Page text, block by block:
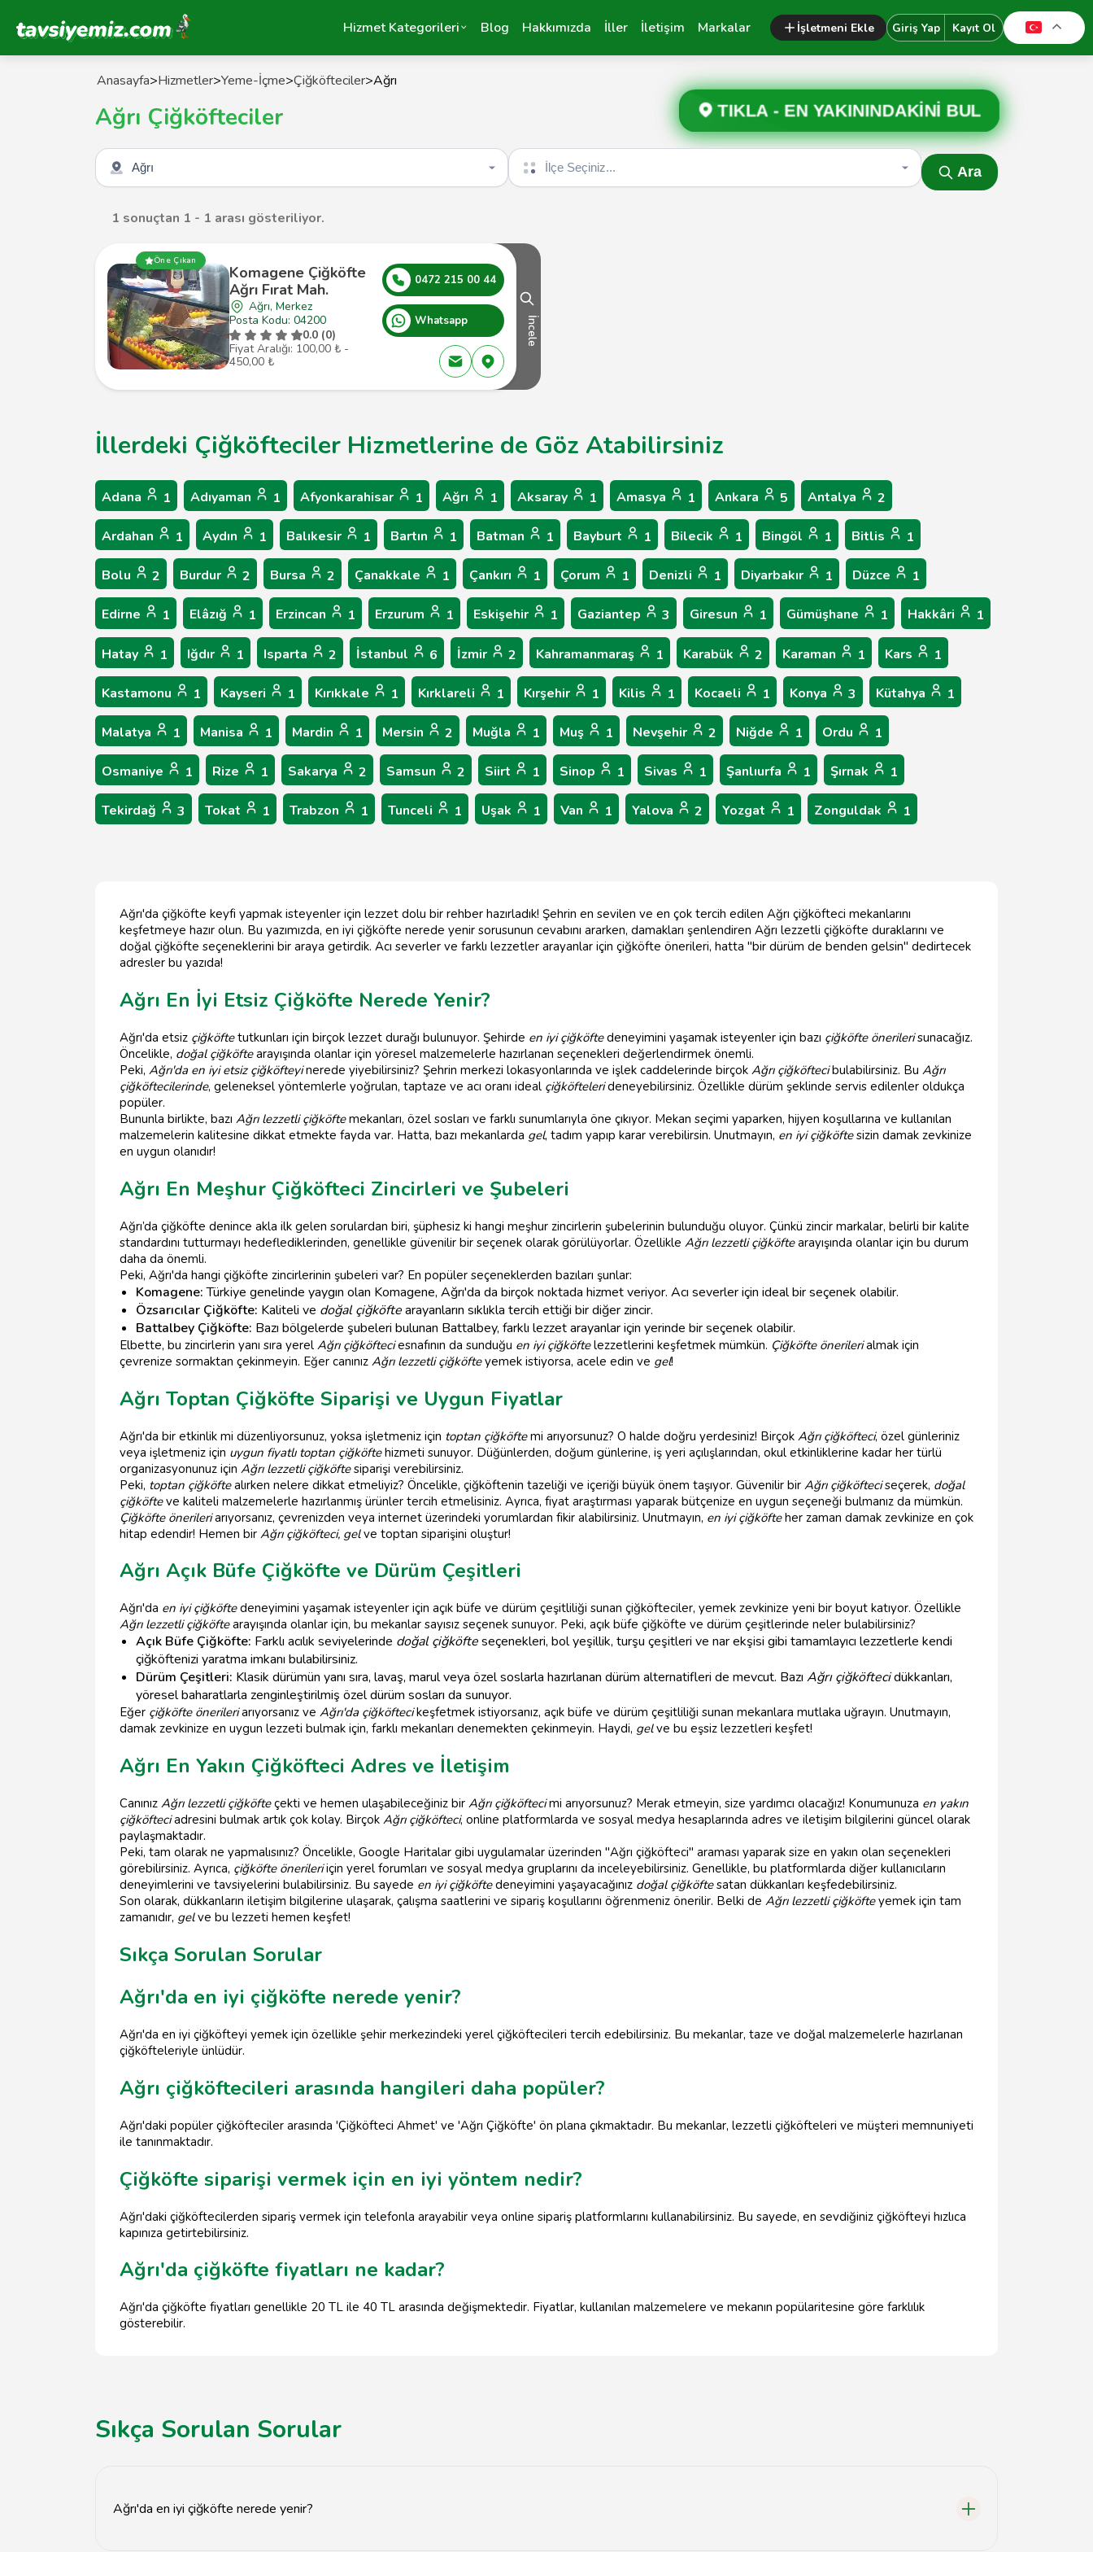
Tavsiyemiz Anasayfa Hizmet Kategorileri Blog Hakkımızda İller İletişim Markalar İşletmeni Ekle Giriş Yap Kayıt Ol
Anasayfa>Hizmetler>Yeme-İçme>Çiğköfteciler>Ağrı
Ağrı Çiğköfteciler TIKLA - EN YAKININDAKİNİ BUL
Şehir seçin İlçe seçin
Ara
1 sonuçtan 1 - 1 arası gösteriliyor.
Öne Çıkan
Komagene Çiğköfte
Ağrı Fırat Mah.
Ağrı, Merkez
Posta Kodu: 04200
0.0 (0)
Fiyat Aralığı: 100,00 ₺ -
450,00 ₺
0472 215 00 44
Whatsapp İncele
İllerdeki Çiğköfteciler Hizmetlerine de Göz Atabilirsiniz
Adana 1 Adıyaman 1 Afyonkarahisar 1 Ağrı 1 Aksaray 1 Amasya 1 Ankara 5 Antalya 2
Ardahan 1 Aydın 1 Balıkesir 1 Bartın 1 Batman 1 Bayburt 1 Bilecik 1 Bingöl 1 Bitlis 1
Bolu 2 Burdur 2 Bursa 2 Çanakkale 1 Çankırı 1 Çorum 1 Denizli 1 Diyarbakır 1 Düzce 1
Edirne 1 Elâzığ 1 Erzincan 1 Erzurum 1 Eskişehir 1 Gaziantep 3 Giresun 1 Gümüşhane 1 Hakkâri 1
Hatay 1 Iğdır 1 Isparta 2 İstanbul 6 İzmir 2 Kahramanmaraş 1 Karabük 2 Karaman 1 Kars 1
Kastamonu 1 Kayseri 1 Kırıkkale 1 Kırklareli 1 Kırşehir 1 Kilis 1 Kocaeli 1 Konya 3 Kütahya 1
Malatya 1 Manisa 1 Mardin 1 Mersin 2 Muğla 1 Muş 1 Nevşehir 2 Niğde 1 Ordu 1
Osmaniye 1 Rize 1 Sakarya 2 Samsun 2 Siirt 1 Sinop 1 Sivas 1 Şanlıurfa 1 Şırnak 1
Tekirdağ 3 Tokat 1 Trabzon 1 Tunceli 1 Uşak 1 Van 1 Yalova 2 Yozgat 1 Zonguldak 1
Ağrı'da çiğköfte keyfi yapmak isteyenler için lezzet dolu bir rehber hazırladık! Şehrin en sevilen ve en çok tercih edilen Ağrı çiğköfteci mekanlarını
keşfetmeye hazır olun. Bu yazımızda, en iyi çiğköfte nerede yenir sorusunun cevabını ararken, damakları şenlendiren Ağrı lezzetli çiğköfte duraklarını ve
doğal çiğköfte seçeneklerini bir araya getirdik. Acı severler ve farklı lezzetler arayanlar için çiğköfte önerileri, hatta "bir dürüm de benden gelsin" dedirtecek
adresler bu yazıda!
Ağrı En İyi Etsiz Çiğköfte Nerede Yenir?
Ağrı'da etsiz çiğköftetutkunları için birçok lezzet durağı bulunuyor. Şehirde en iyi çiğköftedeneyimini yaşamak isteyenler için bazı çiğköfte önerilerisunacağız.
Öncelikle, doğal çiğköftearayışında olanlar için yöresel malzemelerle hazırlanan seçenekleri değerlendirmek önemli.
Peki, Ağrı'da en iyi etsiz çiğköfteyinerede yiyebilirsiniz? Şehrin merkezi lokasyonlarında ve işlek caddelerinde birçok Ağrı çiğköftecibulabilirsiniz. Bu Ağrı
çiğköftecilerinde, geleneksel yöntemlerle yoğrulan, taptaze ve acı oranı ideal çiğköftelerideneyebilirsiniz. Özellikle dürüm şeklinde servis edilenler oldukça
popüler.
Bununla birlikte, bazı Ağrı lezzetli çiğköftemekanları, özel sosları ve farklı sunumlarıyla öne çıkıyor. Mekan seçimi yaparken, hijyen koşullarına ve kullanılan
malzemelerin kalitesine dikkat etmekte fayda var. Hatta, bazı mekanlarda gel, tadım yapıp karar verebilirsin. Unutmayın, en iyi çiğköftesizin damak zevkinize
en uygun olanıdır!
Ağrı En Meşhur Çiğköfteci Zincirleri ve Şubeleri
Ağrı’da çiğköfte denince akla ilk gelen sorulardan biri, şüphesiz ki hangi meşhur zincirlerin şubelerinin bulunduğu oluyor. Çünkü zincir markalar, belirli bir kalite
standardını tutturmayı hedeflediklerinden, genellikle güvenilir bir seçenek olarak görülüyorlar. Özellikle Ağrı lezzetli çiğköftearayışında olanlar için bu durum
daha da önemli.
Peki, Ağrı'da hangi çiğköfte zincirlerinin şubeleri var? En popüler seçeneklerden bazıları şunlar:
Komagene:Türkiye genelinde yaygın olan Komagene, Ağrı'da da birçok noktada hizmet veriyor. Acı severler için ideal bir seçenek olabilir.
Özsarıcılar Çiğköfte: Kaliteli ve doğal çiğköftearayanların sıklıkla tercih ettiği bir diğer zincir.
Battalbey Çiğköfte: Bazı bölgelerde şubeleri bulunan Battalbey, farklı lezzet arayanlar için yerinde bir seçenek olabilir.
Elbette, bu zincirlerin yanı sıra yerel Ağrı çiğköfteciesnafının da sunduğu en iyi çiğköftelezzetlerini keşfetmek mümkün. Çiğköfte önerilerialmak için
çevrenize sormaktan çekinmeyin. Eğer canınız Ağrı lezzetli çiğköfteyemek istiyorsa, acele edin ve gel!
Ağrı Toptan Çiğköfte Siparişi ve Uygun Fiyatlar
Ağrı'da bir etkinlik mi düzenliyorsunuz, yoksa işletmeniz için toptan çiğköftemi arıyorsunuz? O halde doğru yerdesiniz! Birçok Ağrı çiğköfteci, özel günleriniz
veya işletmeniz için uygun fiyatlı toptan çiğköftehizmeti sunuyor. Düğünlerden, doğum günlerine, iş yeri açılışlarından, okul etkinliklerine kadar her türlü
organizasyonunuz için Ağrı lezzetli çiğköftesiparişi verebilirsiniz.
Peki, toptan çiğköftealırken nelere dikkat etmeliyiz? Öncelikle, çiğköftenin tazeliği ve içeriği büyük önem taşıyor. Güvenilir bir Ağrı çiğköfteciseçerek, doğal
çiğköfteve kaliteli malzemelerle hazırlanmış ürünler tercih etmelisiniz. Ayrıca, fiyat araştırması yaparak bütçenize en uygun seçeneği bulmanız da mümkün.
Çiğköfte önerileriarıyorsanız, çevrenizden veya internet üzerindeki yorumlardan fikir alabilirsiniz. Unutmayın, en iyi çiğköfteher zaman damak zevkinize en çok
hitap edendir! Hemen bir Ağrı çiğköfteci, gelve toptan siparişini oluştur!
Ağrı Açık Büfe Çiğköfte ve Dürüm Çeşitleri
Ağrı'da en iyi çiğköftedeneyimini yaşamak isteyenler için açık büfe ve dürüm çeşitliliği sunan çiğköfteciler, yemek zevkinize yeni bir boyut katıyor. Özellikle
Ağrı lezzetli çiğköftearayışında olanlar için, bu mekanlar sayısız seçenek sunuyor. Peki, açık büfe çiğköfte ve dürüm çeşitlerinde neler bulabilirsiniz?
Açık Büfe Çiğköfte: Farklı acılık seviyelerinde doğal çiğköfteseçenekleri, bol yeşillik, turşu çeşitleri ve nar ekşisi gibi tamamlayıcı lezzetlerle kendi
çiğköftenizi yaratma imkanı bulabilirsiniz.
Dürüm Çeşitleri: Klasik dürümün yanı sıra, lavaş, marul veya özel soslarla hazırlanan dürüm alternatifleri de mevcut. Bazı Ağrı çiğköftecidükkanları,
yöresel baharatlarla zenginleştirilmiş özel dürüm sosları da sunuyor.
Eğer çiğköfte önerileriarıyorsanız ve Ağrı'da çiğköftecikeşfetmek istiyorsanız, açık büfe ve dürüm çeşitliliği sunan mekanlara mutlaka uğrayın. Unutmayın,
damak zevkinize en uygun lezzeti bulmak için, farklı mekanları denemekten çekinmeyin. Haydi, gelve bu eşsiz lezzetleri keşfet!
Ağrı En Yakın Çiğköfteci Adres ve İletişim
Canınız Ağrı lezzetli çiğköfteçekti ve hemen ulaşabileceğiniz bir Ağrı çiğköftecimi arıyorsunuz? Merak etmeyin, size yardımcı olacağız! Konumunuza en yakın
çiğköfteciadresini bulmak artık çok kolay. Birçok Ağrı çiğköfteci, online platformlarda ve sosyal medya hesaplarında adres ve iletişim bilgilerini güncel olarak
paylaşmaktadır.
Peki, tam olarak ne yapmalısınız? Öncelikle, Google Haritalar gibi uygulamalar üzerinden "Ağrı çiğköfteci" araması yaparak size en yakın olan seçenekleri
görebilirsiniz. Ayrıca, çiğköfte önerileriiçin yerel forumları ve sosyal medya gruplarını da inceleyebilirsiniz. Genellikle, bu platformlarda diğer kullanıcıların
deneyimlerini ve tavsiyelerini bulabilirsiniz. Bu sayede en iyi çiğköftedeneyimini yaşayacağınız doğal çiğköftesatan dükkanları keşfedebilirsiniz.
Son olarak, dükkanların iletişim bilgilerine ulaşarak, çalışma saatlerini ve sipariş koşullarını öğrenmeniz önerilir. Belki de Ağrı lezzetli çiğköfteyemek için tam
zamanıdır, gelve bu lezzeti hemen keşfet!
Sıkça Sorulan Sorular
Ağrı'da en iyi çiğköfte nerede yenir?
Ağrı'da en iyi çiğköfteyi yemek için özellikle şehir merkezindeki yerel çiğköftecileri tercih edebilirsiniz. Bu mekanlar, taze ve doğal malzemelerle hazırlanan
çiğköfteleriyle ünlüdür.
Ağrı çiğköftecileri arasında hangileri daha popüler?
Ağrı'daki popüler çiğköfteciler arasında 'Çiğköfteci Ahmet' ve 'Ağrı Çiğköfte' ön plana çıkmaktadır. Bu mekanlar, lezzetli çiğköfteleri ve müşteri memnuniyeti
ile tanınmaktadır.
Çiğköfte siparişi vermek için en iyi yöntem nedir?
Ağrı'daki çiğköftecilerden sipariş vermek için telefonla arayabilir veya online sipariş platformlarını kullanabilirsiniz. Bu sayede, en sevdiğiniz çiğköfteyi hızlıca
kapınıza getirtebilirsiniz.
Ağrı'da çiğköfte fiyatları ne kadar?
Ağrı'da çiğköfte fiyatları genellikle 20 TL ile 40 TL arasında değişmektedir. Fiyatlar, kullanılan malzemelere ve mekanın popülaritesine göre farklılık
gösterebilir.
Sıkça Sorulan Sorular
Ağrı'da en iyi çiğköfte nerede yenir?